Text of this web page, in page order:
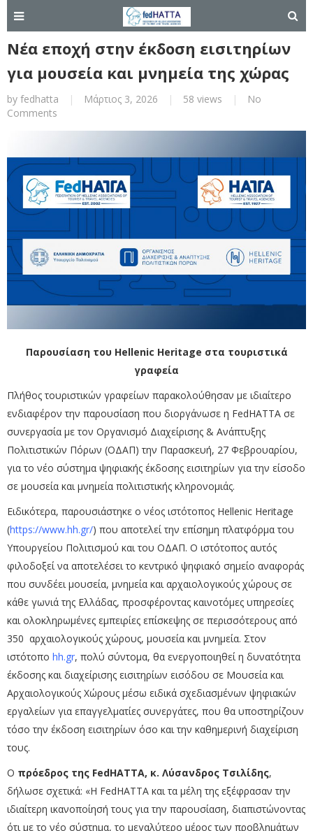
Νέα εποχή στην έκδοση εισιτηρίων
για μουσεία και μνημεία της χώρας
by fedhatta | Μάρτιος 3, 2026 | 58 views |
No
Comments
Παρουσίαση του Hellenic Heritage στα τουριστικά
γραφεία
Πλήθος τουριστικών γραφείων παρακολούθησαν με ιδιαίτερο
ενδιαφέρον την παρουσίαση που διοργάνωσε η FedHATTA σε
συνεργασία με τον Οργανισμό Διαχείρισης & Ανάπτυξης
Πολιτιστικών Πόρων (ΟΔΑΠ) την Παρασκευή, 27 Φεβρουαρίου,
για το νέο σύστημα ψηφιακής έκδοσης εισιτηρίων για την είσοδο
σε μουσεία και μνημεία πολιτιστικής κληρονομιάς.
Ειδικότερα, παρουσιάστηκε ο νέος ιστότοπος Hellenic Heritage
(https://www.hh.gr/) που αποτελεί την επίσημη πλατφόρμα του
Υπουργείου Πολιτισμού και του ΟΔΑΠ. Ο ιστότοπος αυτός
φιλοδοξεί να αποτελέσει το κεντρικό ψηφιακό σημείο αναφοράς
που συνδέει μουσεία, μνημεία και αρχαιολογικούς χώρους σε
κάθε γωνιά της Ελλάδας, προσφέροντας καινοτόμες υπηρεσίες
και ολοκληρωμένες εμπειρίες επίσκεψης σε περισσότερους από
350 αρχαιολογικούς χώρους, μουσεία και μνημεία. Στον
ιστότοπο hh.gr, πολύ σύντομα, θα ενεργοποιηθεί η δυνατότητα
έκδοσης και διαχείρισης εισιτηρίων εισόδου σε Μουσεία και
Αρχαιολογικούς Χώρους μέσω ειδικά σχεδιασμένων ψηφιακών
εργαλείων για επαγγελματίες συνεργάτες, που θα υποστηρίζουν
τόσο την έκδοση εισιτηρίων όσο και την καθημερινή διαχείριση
τους.
Ο πρόεδρος της FedHATTA, κ. Λύσανδρος Τσιλίδης,
δήλωσε σχετικά: «Η FedHATTA και τα μέλη της εξέφρασαν την
ιδιαίτερη ικανοποίησή τους για την παρουσίαση, διαπιστώνοντας
ότι με το νέο σύστημα, το μεγαλύτερο μέρος των προβλημάτων